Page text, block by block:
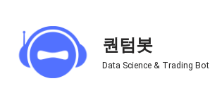
Skip
to
content
퀀텀봇
Data Science & Trading Bot